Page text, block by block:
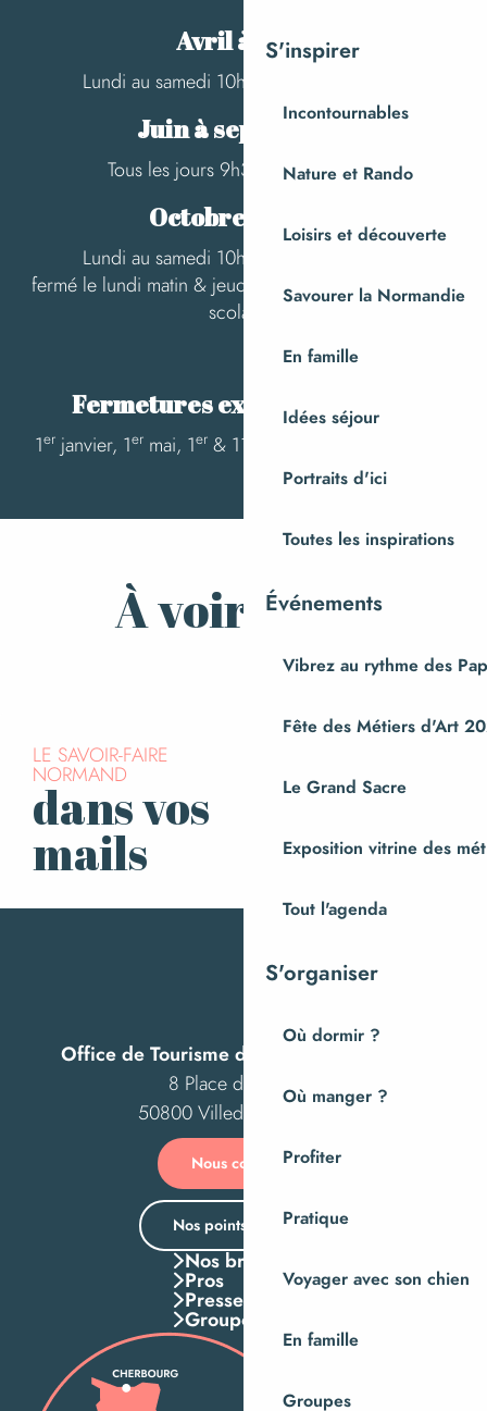
S'inspirer
Incontournables
Nature et Rando
Loisirs et découverte
Savourer la Normandie
En famille
Idées séjour
Portraits d'ici
Toutes les inspirations
Événements
Vibrez au rythme des
Fête des Métiers d'Art
Le Grand Sacre
Exposition vitrine des
Tout l'agenda
S'organiser
Où dormir ?
Où manger ?
Profiter
Pratique
Voyager avec son chien
En famille
Groupes
Avril à mai :
Lundi au samedi 10h-12h30 / 14h-17h30
Juin à septembre :
Tous les jours 9h30-13h / 14h-18h
Octobre à mars:
Lundi au samedi 10h-12h30 / 14h-17h30
fermé le lundi matin & jeudi après-midi hors vacances
scolaires
Fermetures exceptionnelles :
1erjanvier, 1ermai, 1er& 11 novembre, 25 décembre
À voir aussi
Commerces
LE SAVOIR-FAIRE
NORMAND
dans vos
mails
Office de Tourisme de Villedieu Intercom
8 Place des Costils
50800 Villedieu-les-Poêles
Nous contacter
Nos points d’accueil
Nos brochures
Pros
Presse
Groupes